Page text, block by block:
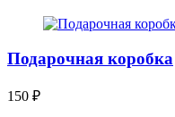
Подарочная коробка
150 ₽